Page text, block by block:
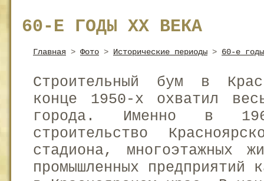
60-Е ГОДЫ XX ВЕКА
Главная > Фото > Исторические периоды > 60-е
Строительный бум в
конце 1950-х охватил
города. Именно в
строительство
стадиона, многоэтажных
промышленных предприятий